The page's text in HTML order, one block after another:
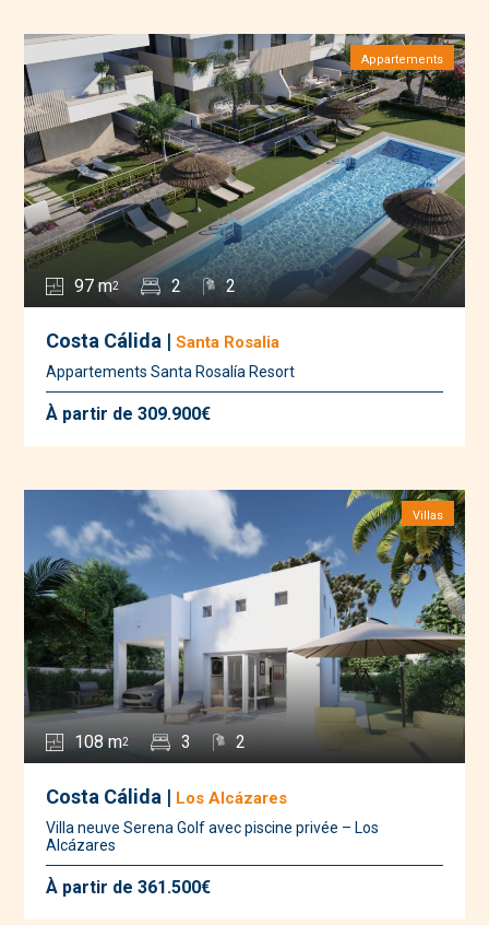
97 m2 2 2
Appartements
Costa Cálida |Santa Rosalia
Appartements Santa Rosalía Resort
À partir de 309.900€
108 m2 3 2
Villas
Costa Cálida | Los Alcázares
Villa neuve Serena Golf avec piscine privée – Los
Alcázares
À partir de 361.500€